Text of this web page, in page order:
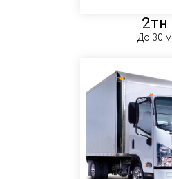
2тн
До 30 м